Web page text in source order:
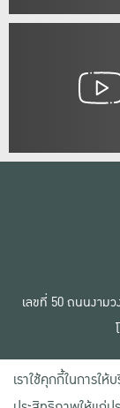
เลขที่ 50 ถนนงาม
เราใช้คุกกี้ในการใ